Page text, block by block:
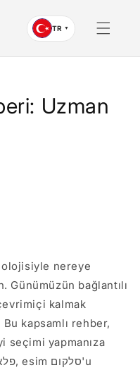
TR ▼
nereye
bağlantılı
kalmak
Bu kapsamlı rehber,
seçimi yapmanıza